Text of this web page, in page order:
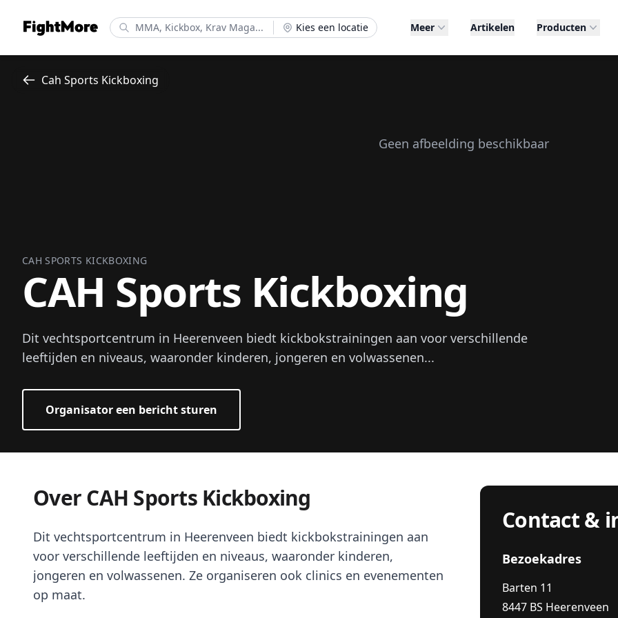
FightMore Kies een locatie Meer Artikelen Producten
Cah Sports Kickboxing
Geen afbeelding beschikbaar
CAH SPORTS KICKBOXING
CAH Sports Kickboxing
Dit vechtsportcentrum in Heerenveen biedt kickbokstrainingen aan voor verschillende
leeftijden en niveaus, waaronder kinderen, jongeren en volwassenen...
Organisator een bericht sturen
Over CAH Sports Kickboxing
Dit vechtsportcentrum in Heerenveen biedt kickbokstrainingen aan
voor verschillende leeftijden en niveaus, waaronder kinderen,
jongeren en volwassenen. Ze organiseren ook clinics en evenementen
op maat.
Contact &
Bezoekadres
Barten 11
8447 BS Heerenveen